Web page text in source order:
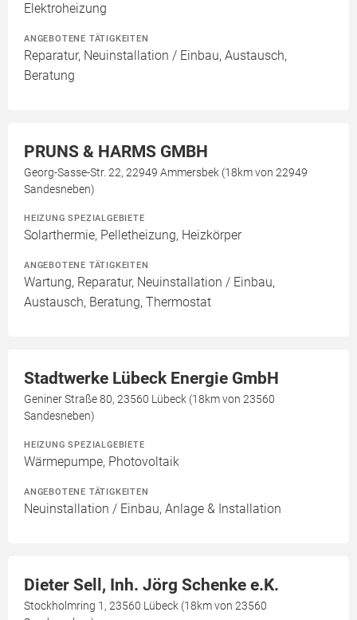
Elektroheizung
ANGEBOTENE TÄTIGKEITEN
Reparatur, Neuinstallation / Einbau, Austausch,
Beratung
PRUNS & HARMS GMBH
Georg-Sasse-Str. 22, 22949 Ammersbek (18km von 22949
Sandesneben)
HEIZUNG SPEZIALGEBIETE
Solarthermie, Pelletheizung, Heizkörper
ANGEBOTENE TÄTIGKEITEN
Wartung, Reparatur, Neuinstallation / Einbau,
Austausch, Beratung, Thermostat
Stadtwerke Lübeck Energie GmbH
Geniner Straße 80, 23560 Lübeck (18km von 23560
Sandesneben)
HEIZUNG SPEZIALGEBIETE
Wärmepumpe, Photovoltaik
ANGEBOTENE TÄTIGKEITEN
Neuinstallation / Einbau, Anlage & Installation
Dieter Sell, Inh. Jörg Schenke e.K.
Stockholmring 1, 23560 Lübeck (18km von 23560